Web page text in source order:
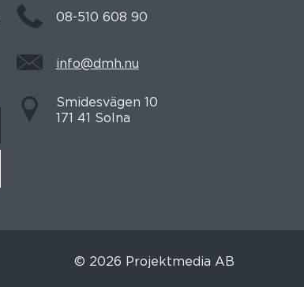
08-510 608 90
info@dmh.nu
Smidesvägen 10
171 41 Solna
© 2026 Projektmedia AB